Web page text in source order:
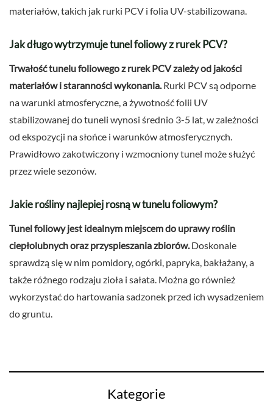
materiałów, takich jak rurki PCV i folia UV-stabilizowana.
Jak długo wytrzymuje tunel foliowy z rurek PCV?
Trwałość tunelu foliowego z rurek PCV zależy od jakości
materiałów i staranności wykonania. Rurki PCV są odporne
na warunki atmosferyczne, a żywotność folii UV
stabilizowanej do tuneli wynosi średnio 3-5 lat, w zależności
od ekspozycji na słońce i warunków atmosferycznych.
Prawidłowo zakotwiczony i wzmocniony tunel może służyć
przez wiele sezonów.
Jakie rośliny najlepiej rosną w tunelu foliowym?
Tunel foliowy jest idealnym miejscem do uprawy roślin
ciepłolubnych oraz przyspieszania zbiorów. Doskonale
sprawdzą się w nim pomidory, ogórki, papryka, bakłażany, a
także różnego rodzaju zioła i sałata. Można go również
wykorzystać do hartowania sadzonek przed ich wysadzeniem
do gruntu.
Kategorie